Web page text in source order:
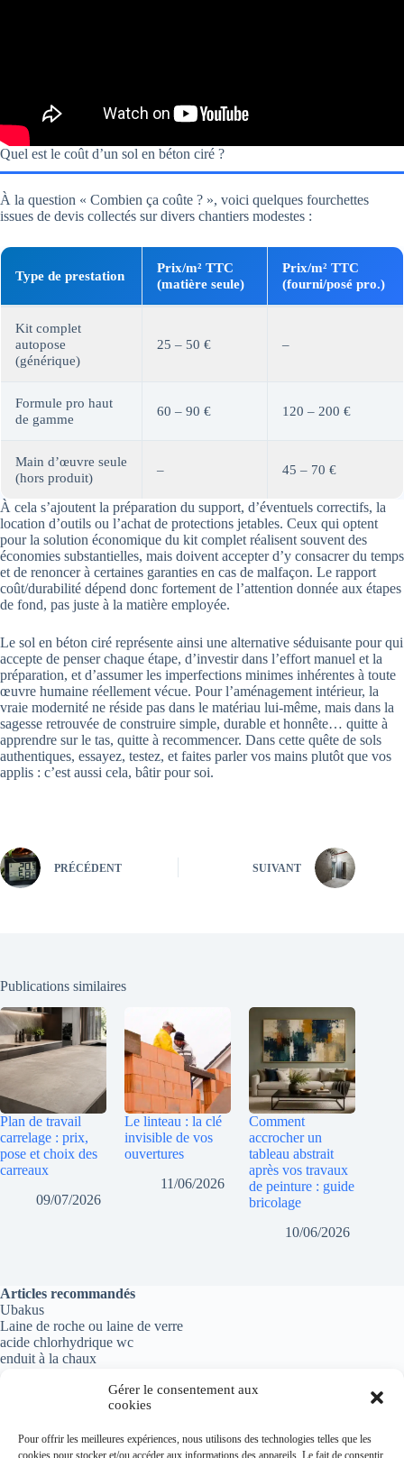
Gérer le consentement aux
cookies
Pour offrir les meilleures expériences, nous utilisons des technologies telles que les
cookies pour stocker et/ou accéder aux informations des appareils. Le fait de consentir
Quel est le coût d’un sol en béton ciré ?
À la question « Combien ça coûte ? », voici quelques fourchettes
issues de devis collectés sur divers chantiers modestes :
Type de prestation
Prix/m² TTC
(matière seule)
Prix/m² TTC
(fourni/posé pro.)
Kit complet
autopose
(générique)
25 – 50 € –
Formule pro haut
de gamme
60 – 90 € 120 – 200 €
Main d’œuvre seule
(hors produit)
– 45 – 70 €
À cela s’ajoutent la préparation du support, d’éventuels correctifs, la
location d’outils ou l’achat de protections jetables. Ceux qui optent
pour la solution économique du kit complet réalisent souvent des
économies substantielles, mais doivent accepter d’y consacrer du temps
et de renoncer à certaines garanties en cas de malfaçon. Le rapport
coût/durabilité dépend donc fortement de l’attention donnée aux étapes
de fond, pas juste à la matière employée.
Le sol en béton ciré représente ainsi une alternative séduisante pour qui
accepte de penser chaque étape, d’investir dans l’effort manuel et la
préparation, et d’assumer les imperfections minimes inhérentes à toute
œuvre humaine réellement vécue. Pour l’aménagement intérieur, la
vraie modernité ne réside pas dans le matériau lui-même, mais dans la
sagesse retrouvée de construire simple, durable et honnête… quitte à
apprendre sur le tas, quitte à recommencer. Dans cette quête de sols
authentiques, essayez, testez, et faites parler vos mains plutôt que vos
applis : c’est aussi cela, bâtir pour soi.
PRÉCÉDENT SUIVANT
Publications similaires
Plan de travail
carrelage : prix,
pose et choix des
carreaux
09/07/2026
Le linteau : la clé
invisible de vos
ouvertures
11/06/2026
Comment
accrocher un
tableau abstrait
après vos travaux
de peinture : guide
bricolage
10/06/2026
Articles recommandés
Ubakus
Laine de roche ou laine de verre
acide chlorhydrique wc
enduit à la chaux